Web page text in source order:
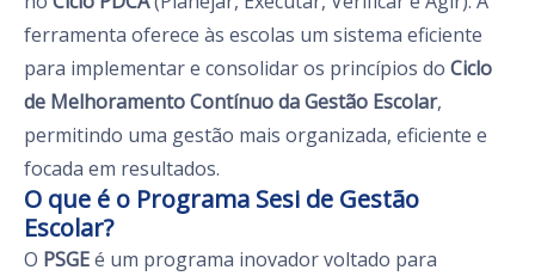
ferramenta oferece às escolas um sistema eficiente
para implementar e consolidar os princípios do Ciclo
de Melhoramento Contínuo da Gestão Escolar,
permitindo uma gestão mais organizada, eficiente e
focada em resultados.
O que é o Programa Sesi de Gestão
Escolar?
O PSGEé um programa inovador voltado para